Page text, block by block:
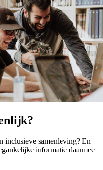
inclusieve samenleving? En
informatie daarmee